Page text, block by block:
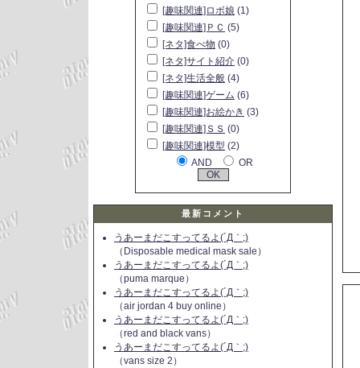
[趣味関連]ロボ娘 (1)
[趣味関連]ＰＣ (5)
[ネタ]食べ物 (0)
[ネタ]サイト紹介 (0)
[ネタ]生活全般 (4)
[趣味関連]ゲーム (6)
[趣味関連]お絵かき (3)
[趣味関連]ＳＳ (0)
[趣味関連]模型 (2)
AND
OR
最新コメント
うあーまだこすってるよ(´Д｀;)
（Disposable medical mask sale）
うあーまだこすってるよ(´Д｀;)
（puma marque）
うあーまだこすってるよ(´Д｀;)
（air jordan 4 buy online）
うあーまだこすってるよ(´Д｀;)
（red and black vans）
うあーまだこすってるよ(´Д｀;)
（vans size 2）